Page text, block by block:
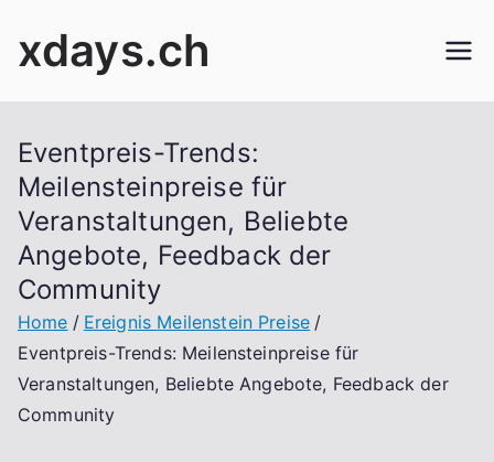
xdays.ch
Eventpreis-Trends:
Meilensteinpreise für
Veranstaltungen, Beliebte
Angebote, Feedback der
Community
Home
Ereignis Meilenstein Preise
Eventpreis-Trends: Meilensteinpreise für
Veranstaltungen, Beliebte Angebote, Feedback der
Community